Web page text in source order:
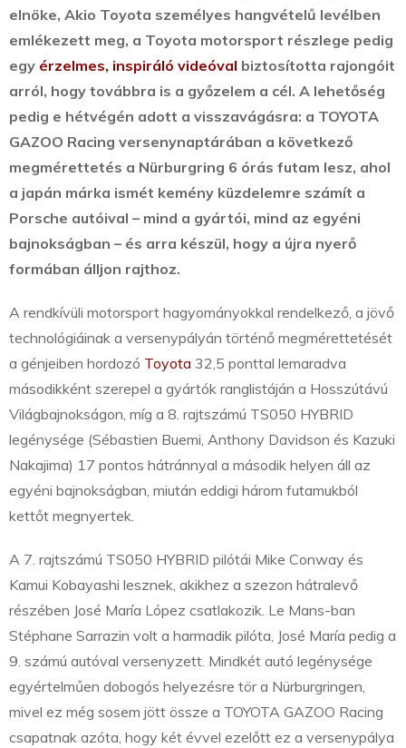
elnöke, Akio Toyota személyes hangvételű levélben
emlékezett meg, a Toyota motorsport részlege pedig
egy érzelmes, inspiráló videóval biztosította rajongóit
arról, hogy továbbra is a győzelem a cél. A lehetőség
pedig e hétvégén adott a visszavágásra: a TOYOTA
GAZOO Racing versenynaptárában a következő
megmérettetés a Nürburgring 6 órás futam lesz, ahol
a japán márka ismét kemény küzdelemre számít a
Porsche autóival – mind a gyártói, mind az egyéni
bajnokságban – és arra készül, hogy a újra nyerő
formában álljon rajthoz.
A rendkívüli motorsport hagyományokkal rendelkező, a jövő
technológiáinak a versenypályán történő megmérettetését
a génjeiben hordozó Toyota 32,5 ponttal lemaradva
másodikként szerepel a gyártók ranglistáján a Hosszútávú
Világbajnokságon, míg a 8. rajtszámú TS050 HYBRID
legénysége (Sébastien Buemi, Anthony Davidson és Kazuki
Nakajima) 17 pontos hátránnyal a második helyen áll az
egyéni bajnokságban, miután eddigi három futamukból
kettőt megnyertek.
A 7. rajtszámú TS050 HYBRID pilótái Mike Conway és
Kamui Kobayashi lesznek, akikhez a szezon hátralevő
részében José María López csatlakozik. Le Mans-ban
Stéphane Sarrazin volt a harmadik pilóta, José María pedig a
9. számú autóval versenyzett. Mindkét autó legénysége
egyértelműen dobogós helyezésre tör a Nürburgringen,
mivel ez még sosem jött össze a TOYOTA GAZOO Racing
csapatnak azóta, hogy két évvel ezelőtt ez a versenypálya